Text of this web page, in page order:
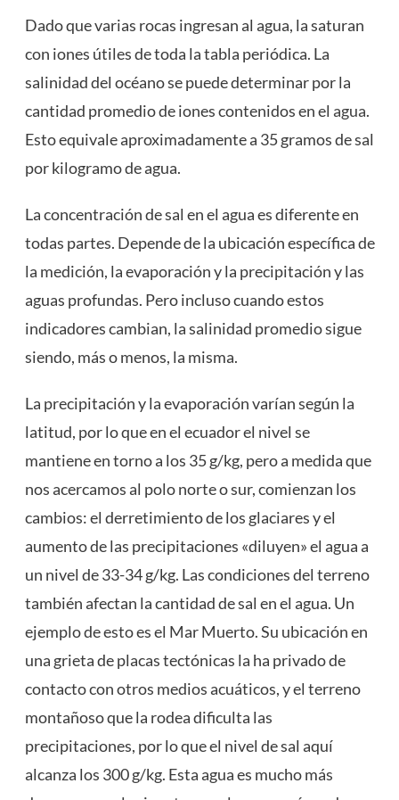
Dado que varias rocas ingresan al agua, la saturan
con iones útiles de toda la tabla periódica. La
salinidad del océano se puede determinar por la
cantidad promedio de iones contenidos en el agua.
Esto equivale aproximadamente a 35 gramos de sal
por kilogramo de agua.
La concentración de sal en el agua es diferente en
todas partes. Depende de la ubicación específica de
la medición, la evaporación y la precipitación y las
aguas profundas. Pero incluso cuando estos
indicadores cambian, la salinidad promedio sigue
siendo, más o menos, la misma.
La precipitación y la evaporación varían según la
latitud, por lo que en el ecuador el nivel se
mantiene en torno a los 35 g/kg, pero a medida que
nos acercamos al polo norte o sur, comienzan los
cambios: el derretimiento de los glaciares y el
aumento de las precipitaciones «diluyen» el agua a
un nivel de 33-34 g/kg. Las condiciones del terreno
también afectan la cantidad de sal en el agua. Un
ejemplo de esto es el Mar Muerto. Su ubicación en
una grieta de placas tectónicas la ha privado de
contacto con otros medios acuáticos, y el terreno
montañoso que la rodea dificulta las
precipitaciones, por lo que el nivel de sal aquí
alcanza los 300 g/kg. Esta agua es mucho más